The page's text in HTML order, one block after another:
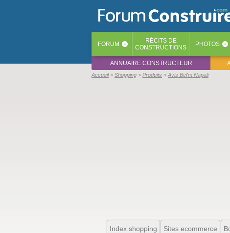
FORUM ‹ RÉCITS DE
CONSTRUCTIONS
PHOTOS ‹
ANNUAIRE CONSTRUCTEUR
Accueil Shopping Produits Avis Bel'm Napali
Index shopping Sites ecommerce